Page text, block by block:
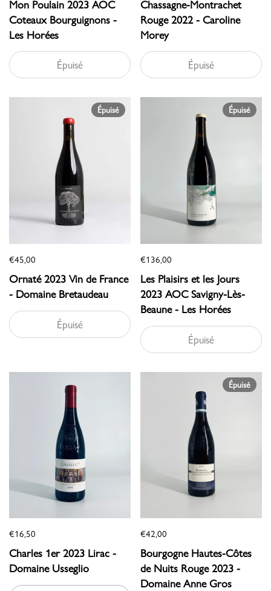
Mon Poulain 2023 AOC
Coteaux Bourguignons -
Les Horées
Épuisé
Chassagne-Montrachet
Rouge 2022 - Caroline
Morey
Épuisé
€45,00
Ornaté 2023 Vin de France
- Domaine Bretaudeau
Épuisé
Épuisé
€136,00
Les Plaisirs et les Jours
2023 AOC Savigny-Lès-
Beaune - Les Horées
Épuisé
Épuisé
€16,50
Charles 1er 2023 Lirac -
Domaine Usseglio
€42,00
Bourgogne Hautes-Côtes
de Nuits Rouge 2023 -
Domaine Anne Gros
Épuisé